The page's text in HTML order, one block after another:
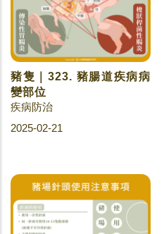
豬隻｜323. 豬腸道疾病病
變部位
疾病防治
2025-02-21